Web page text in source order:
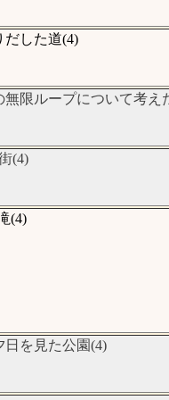
だした道(4)
限ループについて考え
(4)
(4)
を見た公園(4)